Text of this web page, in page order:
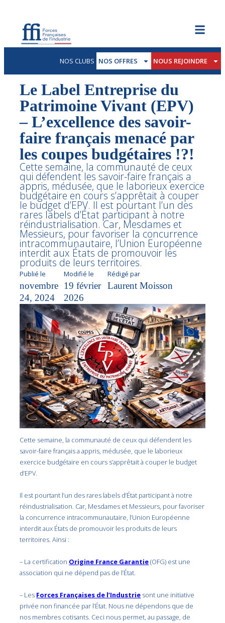
NOS CLUBS NOS OFFRES NOUS REJOINDRE
Le Label Entreprise du
Patrimoine Vivant (EPV)
– L’excellence des savoir-
faire français menacé par
les coupes budgétaires !?!
Cette semaine, la communauté de ceux
qui défendent les savoir-faire français a
appris, médusée, que le laborieux exercice
budgétaire en cours s’apprêtait à couper
le budget d’EPV. Il est pourtant l’un des
rares labels d’État participant à notre
réindustrialisation. Car, Mesdames et
Messieurs, pour favoriser la concurrence
intracommunautaire, l’Union Européenne
interdit aux États de promouvoir les
produits de leurs territoires.
Publié le
novembre
24, 2024
Modifié le
19 février
2026
Rédigé par
Laurent Moisson
Cette semaine, la communauté de ceux qui défendent les
savoir-faire français a appris, médusée, que le laborieux
exercice budgétaire en cours s’apprêtait à couper le budget
d’EPV.
Il est pourtant l’un des rares labels d’État participant à notre
réindustrialisation. Car, Mesdames et Messieurs, pour favoriser
la concurrence intracommunautaire, l’Union Européenne
interdit aux États de promouvoir les produits de leurs
territoires. Ainsi :
– La certification Origine France Garantie(OFG) est une
association qui ne dépend pas de l’État.
– Les Forces Françaises de l’Industrie sont une initiative
privée non financée par l’État. Nous ne dépendons que de
nos membres cotisants. Ceci nous permet, au passage, de